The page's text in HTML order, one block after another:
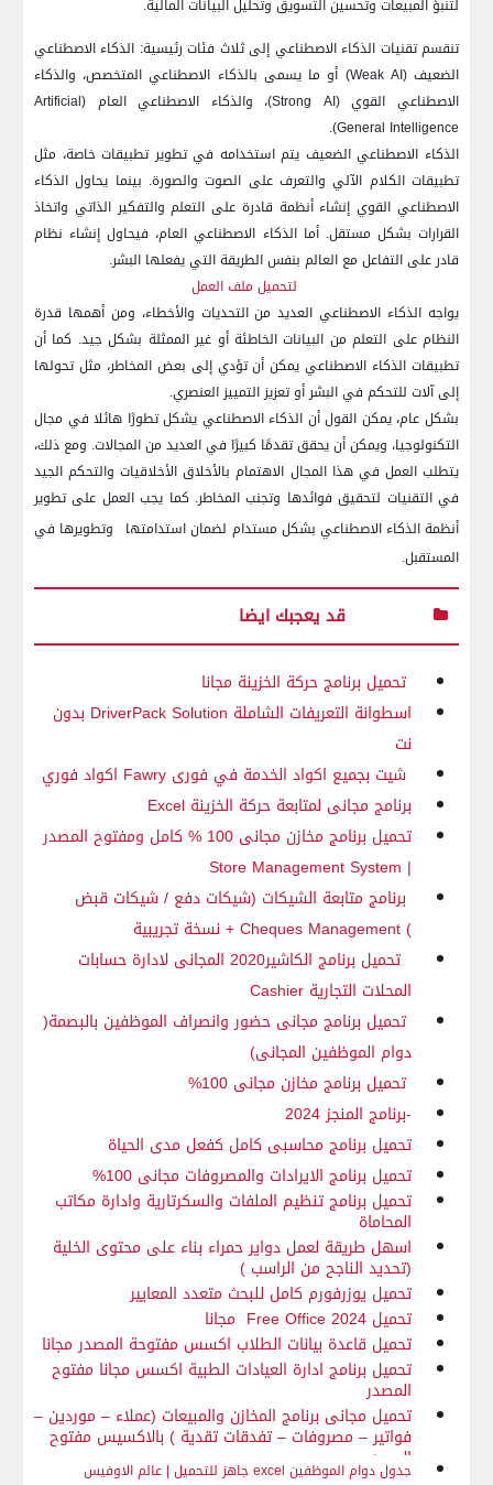
لتنبؤ المبيعات وتحسين التسويق وتحليل البيانات المالية.
تنقسم تقنيات الذكاء الاصطناعي إلى ثلاث فئات رئيسية: الذكاء الاصطناعي
الضعيف (Weak AI) أو ما يسمى بالذكاء الاصطناعي المتخصص، والذكاء
الاصطناعي القوي (Strong AI)، والذكاء الاصطناعي العام (Artificial
General Intelligence).
الذكاء الاصطناعي الضعيف يتم استخدامه في تطوير تطبيقات خاصة، مثل
تطبيقات الكلام الآلي والتعرف على الصوت والصورة. بينما يحاول الذكاء
الاصطناعي القوي إنشاء أنظمة قادرة على التعلم والتفكير الذاتي واتخاذ
القرارات بشكل مستقل. أما الذكاء الاصطناعي العام، فيحاول إنشاء نظام
قادر على التفاعل مع العالم بنفس الطريقة التي يفعلها البشر.
لتحميل ملف العمل
يواجه الذكاء الاصطناعي العديد من التحديات والأخطاء، ومن أهمها قدرة
النظام على التعلم من البيانات الخاطئة أو غير الممثلة بشكل جيد. كما أن
تطبيقات الذكاء الاصطناعي يمكن أن تؤدي إلى بعض المخاطر، مثل تحولها
إلى آلات للتحكم في البشر أو تعزيز التمييز العنصري.
بشكل عام، يمكن القول أن الذكاء الاصطناعي يشكل تطورًا هائلا في مجال
التكنولوجيا، ويمكن أن يحقق تقدمًا كبيرًا في العديد من المجالات. ومع ذلك،
يتطلب العمل في هذا المجال الاهتمام بالأخلاق الأخلاقيات والتحكم الجيد
في التقنيات لتحقيق فوائدها وتجنب المخاطر. كما يجب العمل على تطوير
أنظمة الذكاء الاصطناعي بشكل مستدام لضمان استدامتها وتطويرها في
المستقبل.
قد يعجبك ايضا
تحميل برنامج حركة الخزينة مجانا
اسطوانة التعريفات الشاملة DriverPack Solution بدون
نت
شيت بجميع اكواد الخدمة في فورى Fawry اكواد فوري
برنامج مجانى لمتابعة حركة الخزينة Excel
تحميل برنامج مخازن مجانى 100 % كامل ومفتوح المصدر
|
Store Management System
برنامج متابعة الشيكات (شيكات دفع / شيكات قبض
)
Cheques Management+ نسخة تجريبية
تحميل برنامج الكاشير2020 المجانى لادارة حسابات
المحلات التجارية Cashier
تحميل برنامج مجانى حضور وانصراف الموظفين بالبصمة(
دوام الموظفين المجانى)
تحميل برنامج مخازن مجانى 100%
-برنامج المنجز 2024
تحميل برنامج محاسبى كامل كفعل مدى الحياة
تحميل برنامج الايرادات والمصروفات مجانى 100%
تحميل برنامج تنظيم الملفات والسكرتارية وادارة مكاتب
المحاماة
اسهل طريقة لعمل دواير حمراء بناء على محتوى الخلية
(تحديد الناجح من الراسب )
تحميل يوزرفورم كامل للبحث متعدد المعايير
تحميل Free Office 2024 مجانا
تحميل قاعدة بيانات الطلاب اكسس مفتوحة المصدر مجانا
تحميل برنامج ادارة العيادات الطبية اكسس مجانا مفتوح
المصدر
تحميل مجانى برنامج المخازن والمبيعات (عملاء – موردين –
فواتير – مصروفات – تفدقات تقدية ) بالاكسيس مفتوح
المصدر
جدول دوام الموظفين excelجاهز للتحميل | عالم الاوفيس